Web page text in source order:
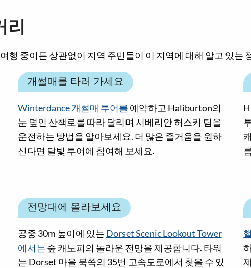
리
행 중이든 상관없이 지역 주민들이 이 지역에 대해 알고 있는
개썰매를 타러 가세요
Winterdance 개썰매 투어를 예약하고 Haliburton의
눈 덮인 산책로를 따라 달리며 시베리안 허스키 팀을
운전하는 방법을 알아보세요. 더 많은 즐거움을 원하
신다면 달빛 투어에 참여해 보세요.
전망대에 올라보세요
공중 30m 높이에 있는 Dorset Scenic Lookout Tower
에서는 숲 캐노피의 놀라운 전망을 제공합니다. 타워
는 Dorset 마을 북쪽의 35번 고속도로에서 찾을 수 있